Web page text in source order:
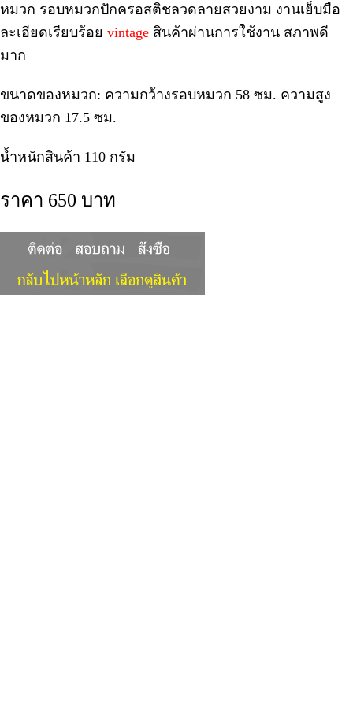
หมวก รอบหมวกปักครอสติชลวดลายสวยงาม งานเย็บมือ
ละเอียดเรียบร้อย vintage สินค้าผ่านการใช้งาน สภาพดี
มาก
ขนาดของหมวก: ความกว้างรอบหมวก 58 ซม. ความสูง
ของหมวก 17.5 ซม.
น้ำหนักสินค้า 110 กรัม
ราคา 650 บาท